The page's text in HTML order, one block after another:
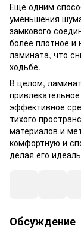
Еще одним
уменьшения
замкового
более плотное
ламината, что
ходьбе.
В целом,
эффективное
тихого
материалов и
комфортную и
делая его
Обсуждение